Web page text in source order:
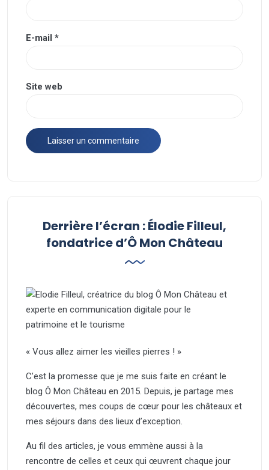
E-mail *
Site web
Derrière l’écran : Élodie Filleul,
fondatrice d’Ô Mon Château
« Vous allez aimer les vieilles pierres ! »
C’est la promesse que je me suis faite en créant le
blog Ô Mon Château en 2015. Depuis, je partage mes
découvertes, mes coups de cœur pour les châteaux et
mes séjours dans des lieux d’exception.
Au fil des articles, je vous emmène aussi à la
rencontre de celles et ceux qui œuvrent chaque jour